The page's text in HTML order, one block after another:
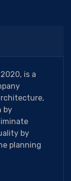
is a
by
by
planning